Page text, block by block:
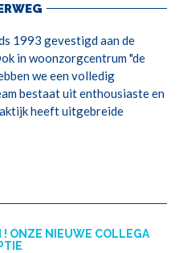
1993 gevestigd aan de
in woonzorgcentrum "de
we een volledig
bestaat uit enthousiaste en
heeft uitgebreide
! ONZE NIEUWE COLLEGA